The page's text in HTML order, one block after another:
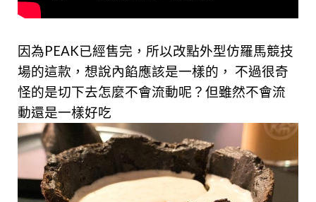
因為PEAK已經售完，所以改點外型仿羅馬競技
場的這款，想說內餡應該是一樣的， 不過很奇
怪的是切下去怎麼不會流動呢？但雖然不會流
動還是一樣好吃